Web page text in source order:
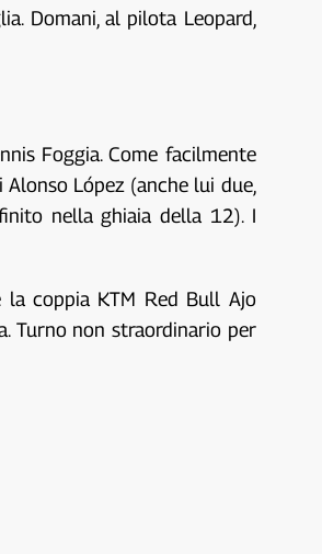
Domani, al pilota Leopard,
Foggia. Come facilmente
López (anche lui due,
nella ghiaia della 12). I
la coppia KTM Red Bull Ajo
Turno non straordinario per